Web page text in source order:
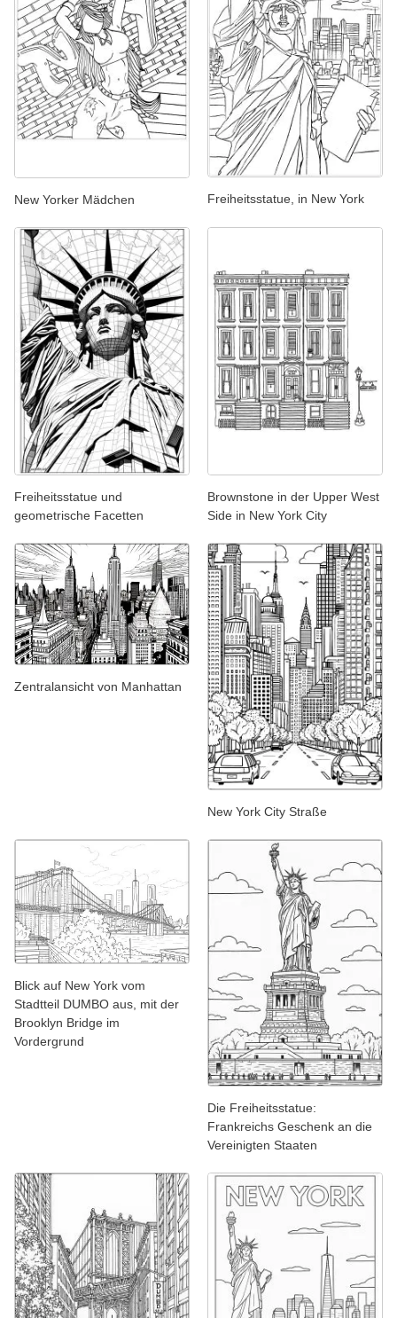
New Yorker Mädchen Freiheitsstatue, in New York
Freiheitsstatue und
geometrische Facetten
Brownstone in der Upper West
Side in New York City
Zentralansicht von Manhattan
New York City Straße
Blick auf New York vom
Stadtteil DUMBO aus, mit der
Brooklyn Bridge im
Vordergrund
Die Freiheitsstatue:
Frankreichs Geschenk an die
Vereinigten Staaten